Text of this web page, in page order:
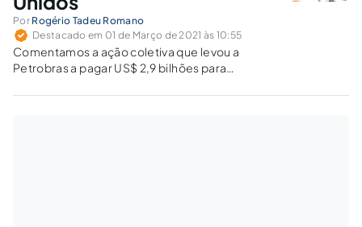
Por Rogério Tadeu Romano
Destacado em 01 de Março de 2021 às 10:55
Comentamos a ação coletiva que levou a
Petrobras a pagar US$ 2,9 bilhões para
nos Estados Unidos em 2018 e a nova batalha